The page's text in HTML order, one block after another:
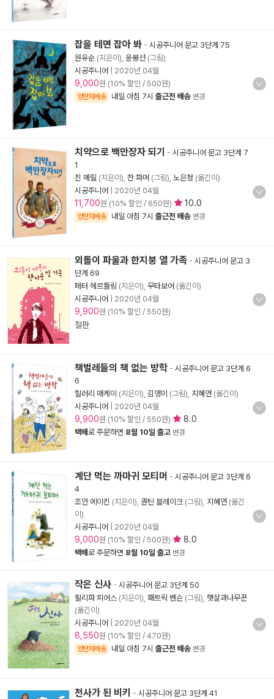
잡을 테면 잡아 봐 - 시공주니어 문고 3단계 75
원유순 (지은이), 윤봉선 (그림)
시공주니어
2020년 04월
9,000원 (10% 할인 / 500원)
양탄자배송 내일 아침 7시 출근전 배송 변경
치약으로 백만장자 되기 - 시공주니어 문고 3단계 7
1
진 메릴 (지은이), 잔 파머 (그림), 노은정 (옮긴이)
시공주니어
2020년 04월
11,700원 (10% 할인 / 650원) 10.0
양탄자배송 내일 아침 7시 출근전 배송 변경
외톨이 파울과 한지붕 열 가족 - 시공주니어 문고 3
단계 69
페터 헤르틀링 (지은이), 무타보어 (옮긴이)
시공주니어
2020년 04월
9,900원 (10% 할인 / 550원)
절판
책벌레들의 책 없는 방학 - 시공주니어 문고 3단계 6
6
힐러리 매케이 (지은이), 김영미 (그림), 지혜연 (옮긴이)
시공주니어
2020년 04월
9,900원 (10% 할인 / 550원) 8.0
택배로 주문하면 8월 10일 출고 변경
계단 먹는 까마귀 모티머 - 시공주니어 문고 3단계 6
4
조안 에이킨 (지은이), 퀀틴 블레이크 (그림), 지혜연 (옮긴
이)
시공주니어
2020년 04월
9,000원 (10% 할인 / 500원) 8.0
택배로 주문하면 8월 10일 출고 변경
작은 신사 - 시공주니어 문고 3단계 50
필리파 피어스 (지은이), 패트릭 벤슨 (그림), 햇살과나무꾼
(옮긴이)
시공주니어
2020년 04월
8,550원 (10% 할인 / 470원)
양탄자배송 내일 아침 7시 출근전 배송 변경
천사가 된 비키 - 시공주니어 문고 3단계 41